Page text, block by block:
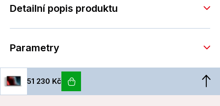
Detailní popis produktu
Parametry
51 230 Kč